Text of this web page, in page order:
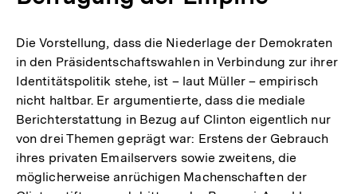
Die Vorstellung, dass die Niederlage der Demokraten
in den Präsidentschaftswahlen in Verbindung zur ihrer
Identitätspolitik stehe, ist – laut Müller – empirisch
nicht haltbar. Er argumentierte, dass die mediale
Berichterstattung in Bezug auf Clinton eigentlich nur
von drei Themen geprägt war: Erstens der Gebrauch
ihres privaten Emailservers sowie zweitens, die
möglicherweise anrüchigen Machenschaften der